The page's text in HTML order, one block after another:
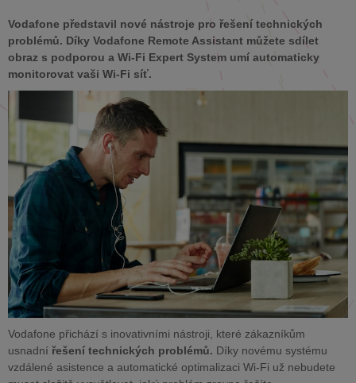
Vodafone představil nové nástroje pro řešení technických
problémů. Díky Vodafone Remote Assistant můžete sdílet
obraz s podporou a Wi-Fi Expert System umí automaticky
monitorovat vaši Wi-Fi síť.
Vodafone přichází s inovativními nástroji, které zákazníkům
usnadní řešení technických problémů. Díky novému systému
vzdálené asistence a automatické optimalizaci Wi-Fi už nebudete